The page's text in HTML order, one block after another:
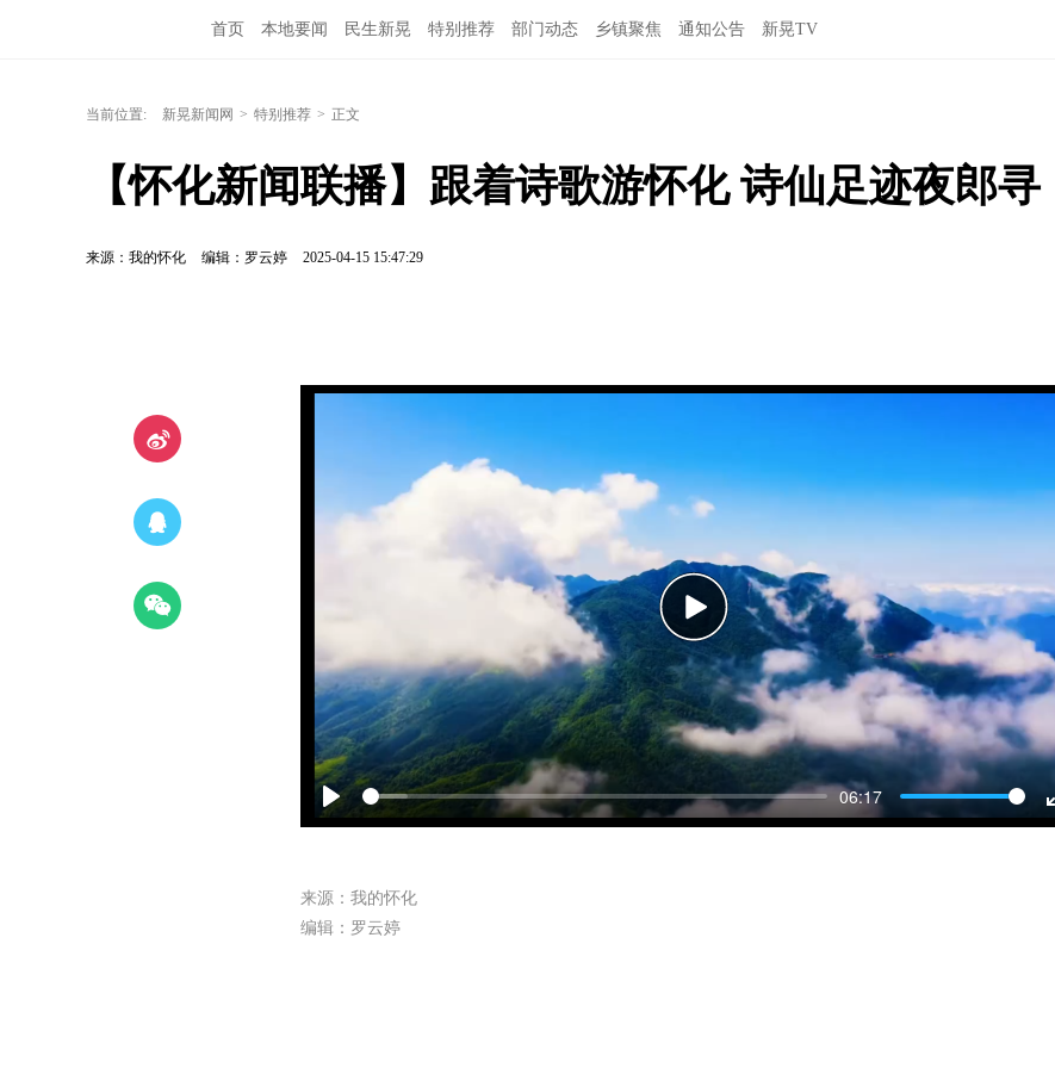
首页 本地要闻 民生新晃 特别推荐 部门动态 乡镇聚焦 通知公告 新晃TV
当前位置: 新晃新闻网 > 特别推荐 > 正文
【怀化新闻联播】跟着诗歌游怀化 诗仙足迹夜郎寻
来源：我的怀化 编辑：罗云婷 2025-04-15 15:47:29
Play
06:17
Play
来源：我的怀化
编辑：罗云婷